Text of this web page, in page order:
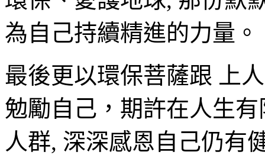
為自己持續精進的力量。
最後更以環保菩薩跟 上
勉勵自己，期許在人生
人群, 深深感恩自己仍有